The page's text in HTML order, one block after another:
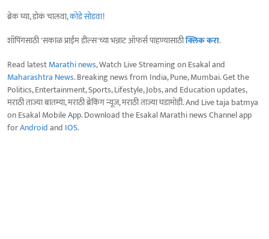
ब्रेक घ्या, डोकं चालवा,कोडे सोडवा!
शॉपिंगसाठी 'सकाळ प्राईम डील्स'च्या भन्नाट ऑफर्स पाहण्यासाठीक्लिक करा.
Read latestMarathi news, Watch Live Streaming on Esakal and
Maharashtra News. Breaking news from India, Pune, Mumbai. Get the
Politics, Entertainment, Sports, Lifestyle, Jobs, and Education updates,
मराठी ताज्या बातम्या, मराठी ब्रेकिंग न्यूज, मराठी ताज्या घडामोडी. And Live taja batmya
on Esakal Mobile App. Download the Esakal Marathi news Channel app
forAndroidand IOS.